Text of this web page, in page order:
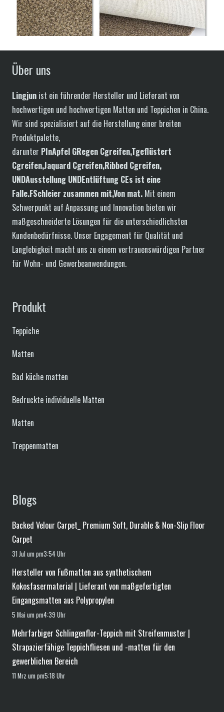
Über uns
Lingjun ist ein führender Hersteller und Lieferant von
hochwertigen und hochwertigen Matten und Teppichen in China.
Wir sind spezialisiert auf die Herstellung einer breiten
Produktpalette,
darunter PInApfel GRegen Cgreifen,Tgeflüstert
Cgreifen,Jaquard Cgreifen,Ribbed Cgreifen,
UNDAusstellung UNDEntlüftung CEs ist eine
Falle.FSchleier zusammen mit,Von mat. Mit einem
Schwerpunkt auf Anpassung und Innovation bieten wir
maßgeschneiderte Lösungen für die unterschiedlichsten
Kundenbedürfnisse. Unser Engagement für Qualität und
Langlebigkeit macht uns zu einem vertrauenswürdigen Partner
für Wohn- und Gewerbeanwendungen.
Produkt
Teppiche
Matten
Bad küche matten
Bedruckte individuelle Matten
Matten
Treppenmatten
Blogs
Backed Velour Carpet_ Premium Soft, Durable & Non-Slip Floor
Carpet
31 Jul um pm3:54 Uhr
Hersteller von Fußmatten aus synthetischem
Kokosfasermaterial | Lieferant von maßgefertigten
Eingangsmatten aus Polypropylen
5 Mai um pm4:39 Uhr
Mehrfarbiger Schlingenflor-Teppich mit Streifenmuster |
Strapazierfähige Teppichfliesen und -matten für den
gewerblichen Bereich
11 Mrz um pm5:18 Uhr